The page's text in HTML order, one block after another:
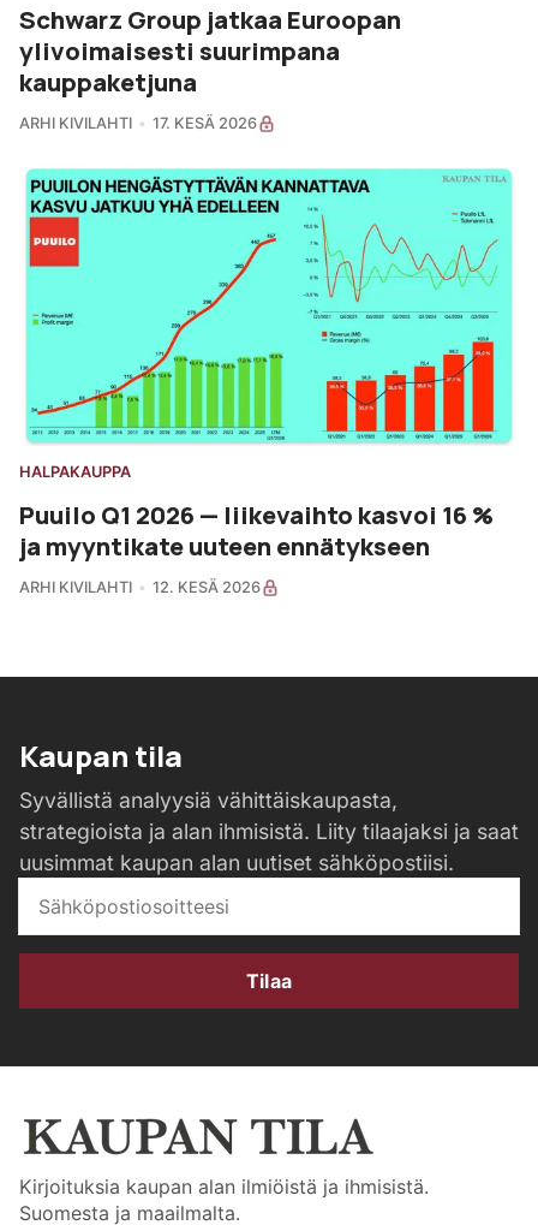
Schwarz Group jatkaa Euroopan
ylivoimaisesti suurimpana
kauppaketjuna
ARHI KIVILAHTI 17. KESÄ 2026
HALPAKAUPPA
Puuilo Q1 2026 — liikevaihto kasvoi 16 %
ja myyntikate uuteen ennätykseen
ARHI KIVILAHTI 12. KESÄ 2026
Kaupan tila
Syvällistä analyysiä vähittäiskaupasta,
strategioista ja alan ihmisistä. Liity tilaajaksi ja saat
uusimmat kaupan alan uutiset sähköpostiisi.
Tilaa
Kirjoituksia kaupan alan ilmiöistä ja ihmisistä.
Suomesta ja maailmalta.